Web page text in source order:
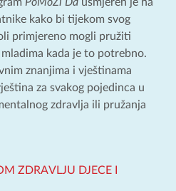
PoMoZi Da usmjeren je na
kako bi tijekom svog
primjereno mogli pružiti
kada je to potrebno.
znanjima i vještinama
za svakog pojedinca u
zdravlja ili pružanja
ZDRAVLJU DJECE I